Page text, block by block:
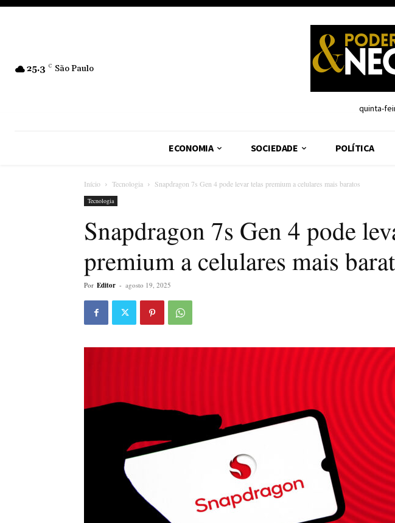
25.3 C São Paulo
quinta-
ECONOMIA SOCIEDADE POLÍTICA
Início Tecnologia Snapdragon 7s Gen 4 pode levar telas premium a celulares mais baratos
Tecnologia
Snapdragon 7s Gen 4 pode
premium a celulares mais
Por Editor - agosto 19, 2025